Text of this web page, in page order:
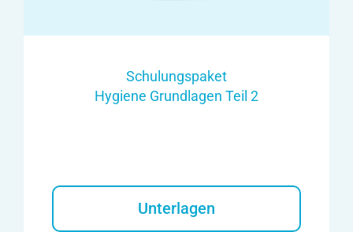
Schulungspaket
Hygiene Grundlagen Teil 2
Unterlagen